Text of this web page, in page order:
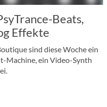
Beats,
Effekte
sind diese Woche ein
Machine, ein Video-Synth